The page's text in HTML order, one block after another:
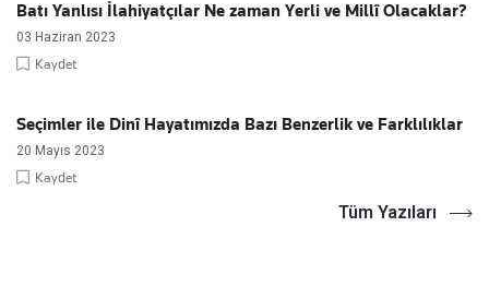
Batı Yanlısı İlahiyatçılar Ne zaman Yerli ve Millî Olacaklar?
03 Haziran 2023
Kaydet
Seçimler ile Dinî Hayatımızda Bazı Benzerlik ve Farklılıklar
20 Mayıs 2023
Kaydet
Tüm Yazıları